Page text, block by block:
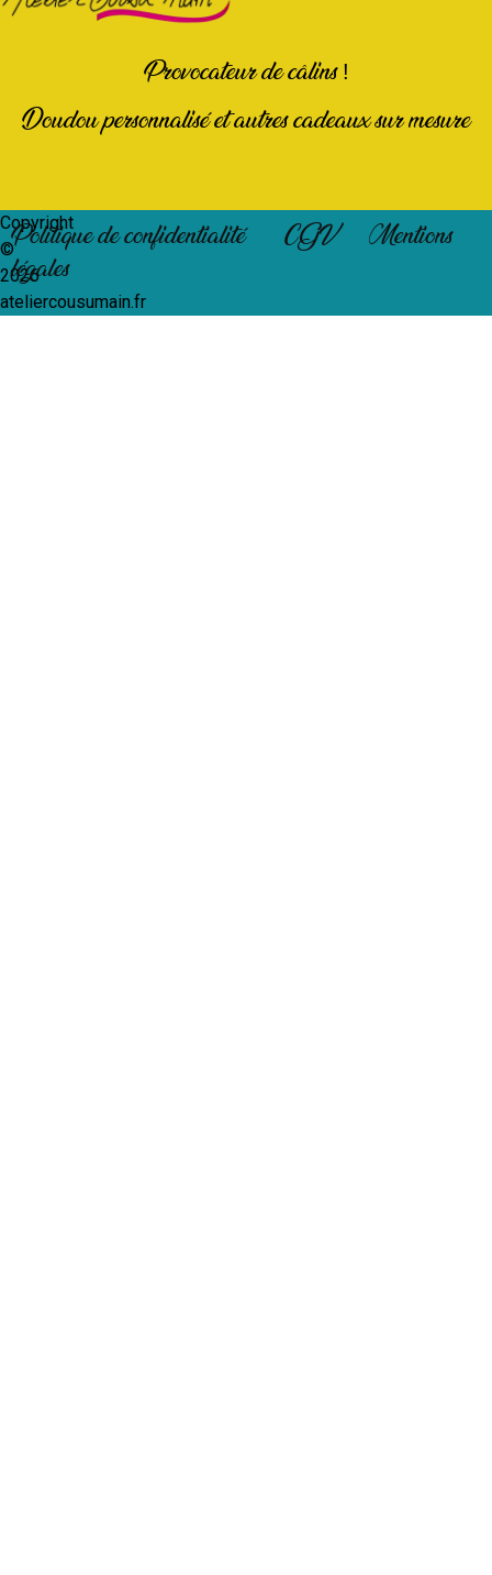
Provocateur de câlins !
Doudou personnalisé et autres cadeaux sur mesure
Copyright
©
2026
ateliercousumain.fr
Politique de confidentialité CGV
Mentions
légales